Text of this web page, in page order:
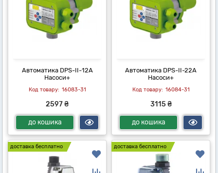
Автоматика DPS-II-12A
Насоси+
16083-31
2597 ₴
до кошика
Автоматика DPS-II-22A
Насоси+
16084-31
3115 ₴
до кошика
доставка бесплатно доставка бесплатно